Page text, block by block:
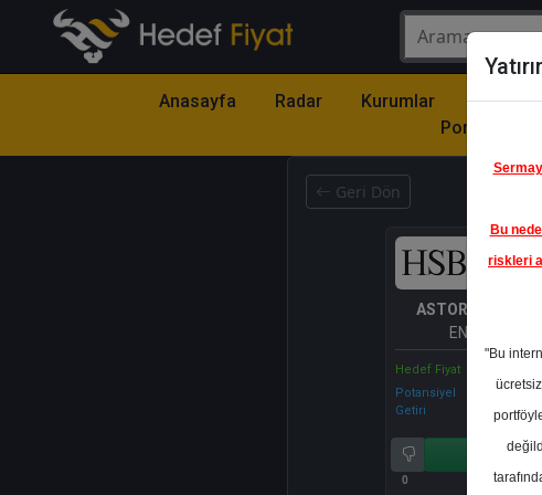
Anasayfa Radar Kurumlar
Model
Portföy
Geri Dön
ASTOR
ENERJI
Hedef Fiyat
Potansiyel
Getiri
%0.00
0
Bu
riskleri
"Bu